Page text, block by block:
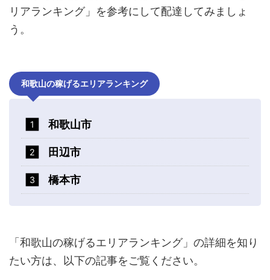
リアランキング」を参考にして配達してみましょ
う。
和歌山の稼げるエリアランキング
和歌山市
田辺市
橋本市
「和歌山の稼げるエリアランキング」の詳細を知り
たい方は、以下の記事をご覧ください。